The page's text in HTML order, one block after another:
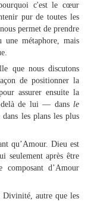
c'est le cœur
pur de toutes les
permet de prendre
métaphore, mais
que nous discutons
de positionner la
assurer ensuite la
delà de lui — dans le
les plans les plus
qu’Amour. Dieu est
seulement après être
d’Amour
Divinité, autre que les